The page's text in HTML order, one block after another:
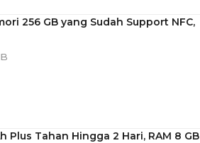
256 GB yang Sudah Support NFC,
Tahan Hingga 2 Hari, RAM 8 GB